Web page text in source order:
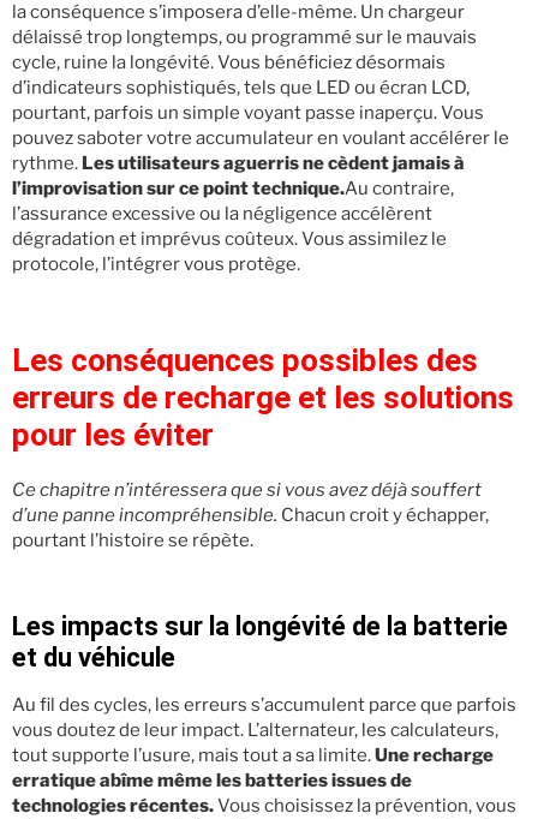
la conséquence s’imposera d’elle-même. Un chargeur
délaissé trop longtemps, ou programmé sur le mauvais
cycle, ruine la longévité. Vous bénéficiez désormais
d’indicateurs sophistiqués, tels que LED ou écran LCD,
pourtant, parfois un simple voyant passe inaperçu. Vous
pouvez saboter votre accumulateur en voulant accélérer le
rythme. Les utilisateurs aguerris ne cèdent jamais à
l’improvisation sur ce point technique.Au contraire,
l’assurance excessive ou la négligence accélèrent
dégradation et imprévus coûteux. Vous assimilez le
protocole, l’intégrer vous protège.
Les conséquences possibles des
erreurs de recharge et les solutions
pour les éviter
Ce chapitre n’intéressera que si vous avez déjà souffert
d’une panne incompréhensible. Chacun croit y échapper,
pourtant l’histoire se répète.
Les impacts sur la longévité de la batterie
et du véhicule
Au fil des cycles, les erreurs s’accumulent parce que parfois
vous doutez de leur impact. L’alternateur, les calculateurs,
tout supporte l’usure, mais tout a sa limite.Une recharge
erratique abîme même les batteries issues de
technologies récentes.Vous choisissez la prévention, vous